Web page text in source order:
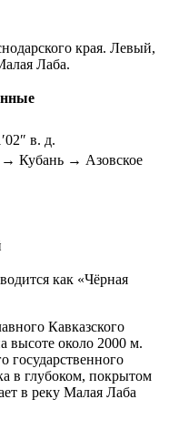
края. Левый,
Лаба.
в. д.
Кубань → Азовское
как «Чёрная
Кавказского
высоте около 2000 м.
государственного
в глубоком, покрытом
в реку Малая Лаба